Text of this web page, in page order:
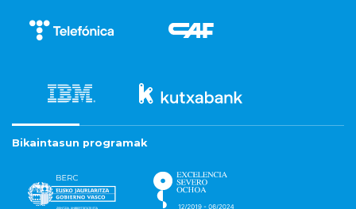
Bikaintasun programak